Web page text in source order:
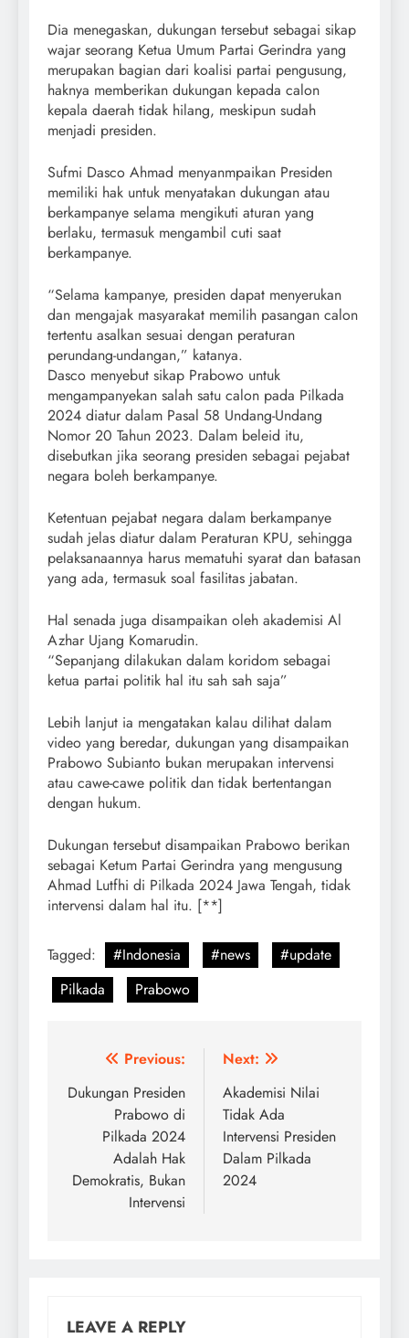
Dia menegaskan, dukungan tersebut sebagai sikap
wajar seorang Ketua Umum Partai Gerindra yang
merupakan bagian dari koalisi partai pengusung,
haknya memberikan dukungan kepada calon
kepala daerah tidak hilang, meskipun sudah
menjadi presiden.
Sufmi Dasco Ahmad menyanmpaikan Presiden
memiliki hak untuk menyatakan dukungan atau
berkampanye selama mengikuti aturan yang
berlaku, termasuk mengambil cuti saat
berkampanye.
“Selama kampanye, presiden dapat menyerukan
dan mengajak masyarakat memilih pasangan calon
tertentu asalkan sesuai dengan peraturan
perundang-undangan,” katanya.
Dasco menyebut sikap Prabowo untuk
mengampanyekan salah satu calon pada Pilkada
2024 diatur dalam Pasal 58 Undang-Undang
Nomor 20 Tahun 2023. Dalam beleid itu,
disebutkan jika seorang presiden sebagai pejabat
negara boleh berkampanye.
Ketentuan pejabat negara dalam berkampanye
sudah jelas diatur dalam Peraturan KPU, sehingga
pelaksanaannya harus mematuhi syarat dan batasan
yang ada, termasuk soal fasilitas jabatan.
Hal senada juga disampaikan oleh akademisi Al
Azhar Ujang Komarudin.
“Sepanjang dilakukan dalam koridom sebagai
ketua partai politik hal itu sah sah saja”
Lebih lanjut ia mengatakan kalau dilihat dalam
video yang beredar, dukungan yang disampaikan
Prabowo Subianto bukan merupakan intervensi
atau cawe-cawe politik dan tidak bertentangan
dengan hukum.
Dukungan tersebut disampaikan Prabowo berikan
sebagai Ketum Partai Gerindra yang mengusung
Ahmad Lutfhi di Pilkada 2024 Jawa Tengah, tidak
intervensi dalam hal itu. [**]
Tagged: #Indonesia #news
#update
Pilkada
Prabowo
Post
navigation
Previous:
Dukungan Presiden
Prabowo di
Pilkada 2024
Adalah Hak
Demokratis, Bukan
Intervensi
Next:
Akademisi Nilai
Tidak Ada
Intervensi Presiden
Dalam Pilkada
2024
LEAVE A REPLY